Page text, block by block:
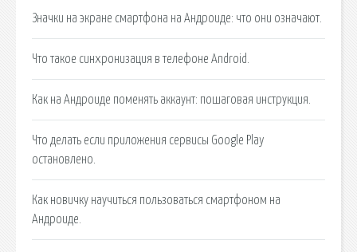
Значки на экране смартфона на Андроиде: что они означают.
Что такое синхронизация в телефоне Android.
Как на Андроиде поменять аккаунт: пошаговая инструкция.
Что делать если приложения сервисы Google Play
остановлено.
Как новичку научиться пользоваться смартфоном на
Андроиде.